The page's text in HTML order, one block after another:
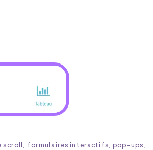
scroll, formulaires interactifs, pop-ups,